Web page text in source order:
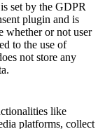
set by the GDPR
plugin and is
whether or not user
to the use of
not store any
like
platforms, collect